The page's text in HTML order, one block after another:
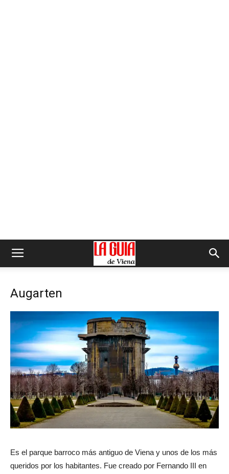
Augarten
Es el parque barroco más antiguo de Viena y unos de los más
queridos por los habitantes. Fue creado por Fernando III en